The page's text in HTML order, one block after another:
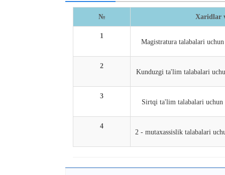
№ Xaridlar
1
Magistratura talabalari
2
Kunduzgi ta'lim talabalari
3
Sirtqi ta'lim talabalari
4
2 - mutaxassislik talabalari